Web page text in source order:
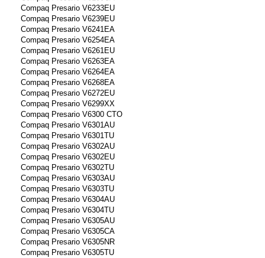
Compaq Presario V6233EU
Compaq Presario V6239EU
Compaq Presario V6241EA
Compaq Presario V6254EA
Compaq Presario V6261EU
Compaq Presario V6263EA
Compaq Presario V6264EA
Compaq Presario V6268EA
Compaq Presario V6272EU
Compaq Presario V6299XX
Compaq Presario V6300 CTO
Compaq Presario V6301AU
Compaq Presario V6301TU
Compaq Presario V6302AU
Compaq Presario V6302EU
Compaq Presario V6302TU
Compaq Presario V6303AU
Compaq Presario V6303TU
Compaq Presario V6304AU
Compaq Presario V6304TU
Compaq Presario V6305AU
Compaq Presario V6305CA
Compaq Presario V6305NR
Compaq Presario V6305TU